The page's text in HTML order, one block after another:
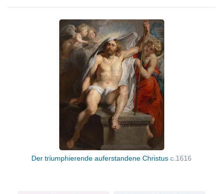
Der triumphierende auferstandene Christus c.1616